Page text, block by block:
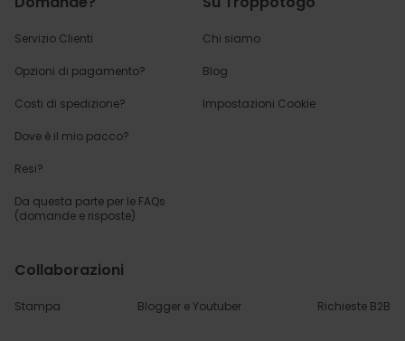
Servizio Clienti
Opzioni di pagamento?
Costi di spedizione?
Dove è il mio pacco?
Resi?
Da questa parte per le FAQs
(domande e risposte)
Chi siamo
Blog
Impostazioni Cookie
Collaborazioni
Stampa Blogger e Youtuber Richieste B2B